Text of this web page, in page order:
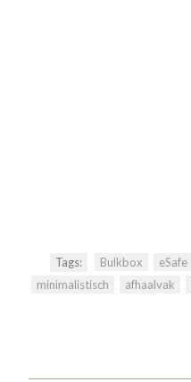
Tags: Bulkbox eSafe
minimalistisch
afhaalvak